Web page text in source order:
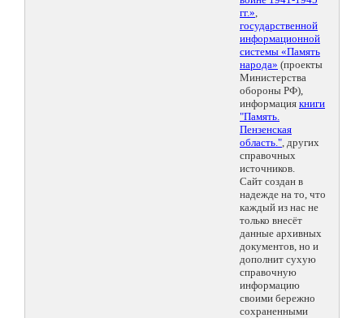
гг.»,
государственной
информационной
системы «Память
народа» (проекты
Министерства
обороны РФ),
информация книги
"Память.
Пензенская
область.", других
справочных
источников.
Сайт создан в
надежде на то, что
каждый из нас не
только внесёт
данные архивных
документов, но и
дополнит сухую
справочную
информацию
своими бережно
сохраненными